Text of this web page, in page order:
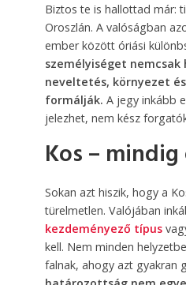
Biztos te is hallottad már:
Oroszlán. A valóságban
ember között óriási
személyiséget nemcsak
neveltetés, környezet
formálják. A jegy inkább
jelezhet, nem kész
Kos –
Sokan azt hiszik, hogy a
türelmetlen. Valójában
kezdeményező típus
kell. Nem minden
falnak, ahogy azt gyakran